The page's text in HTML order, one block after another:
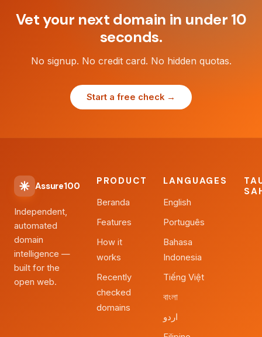
Vet your next domain in under 10
seconds.
No signup. No credit card. No hidden quotas.
Start a free check →
Assure100
Independent,
automated
domain
intelligence —
built for the
open web.
PRODUCT
Beranda
Features
How it
works
Recently
checked
domains
LANGUAGES
English
Português
Bahasa
Indonesia
Tiếng Việt
বাংলা
اردو